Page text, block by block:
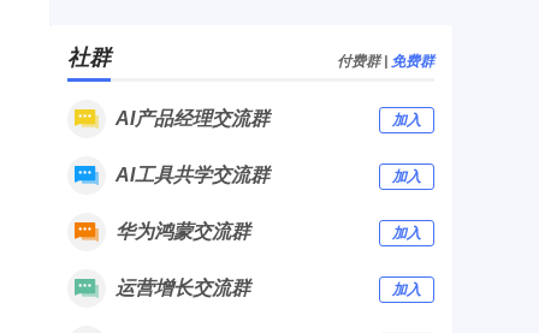
社群 付费群| 免费群
AI产品经理交流群 加入
AI工具共学交流群 加入
华为鸿蒙交流群 加入
运营增长交流群 加入